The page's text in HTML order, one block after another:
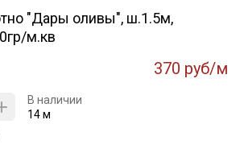
"Дары оливы", ш.1.5м,
м.кв
370 руб/м
В наличии
14 м